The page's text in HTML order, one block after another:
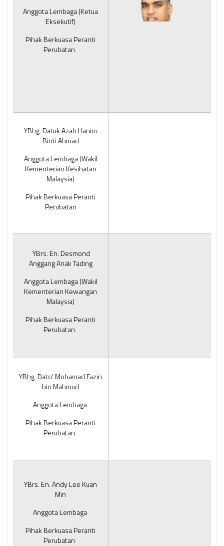
Anggota Lembaga (Ketua
Eksekutif)
Pihak Berkuasa Peranti
Perubatan
YBhg. Datuk Azah Hanim
Binti Ahmad
Anggota Lembaga (Wakil
Kementerian Kesihatan
Malaysia)
Pihak Berkuasa Peranti
Perubatan
YBrs. En. Desmond
Anggang Anak Tading
Anggota Lembaga (Wakil
Kementerian Kewangan
Malaysia)
Pihak Berkuasa Peranti
Perubatan
YBhg. Dato' Mohamad Fazin
bin Mahmud
Anggota Lembaga
Pihak Berkuasa Peranti
Perubatan
YBrs. En. Andy Lee Kuan
Min
Anggota Lembaga
Pihak Berkuasa Peranti
Perubatan